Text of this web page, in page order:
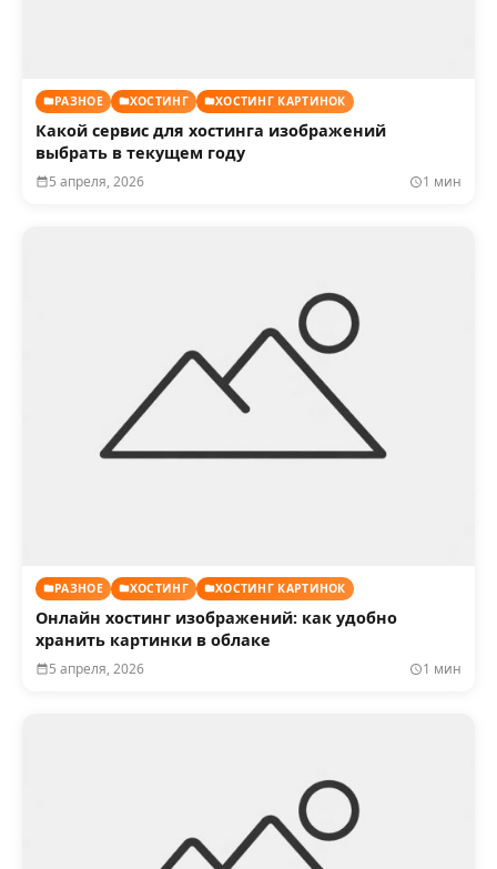
РАЗНОЕ ХОСТИНГ ХОСТИНГ КАРТИНОК
Какой сервис для хостинга изображений
выбрать в текущем году
5 апреля, 2026 1 мин
РАЗНОЕ ХОСТИНГ ХОСТИНГ КАРТИНОК
Онлайн хостинг изображений: как удобно
хранить картинки в облаке
5 апреля, 2026 1 мин